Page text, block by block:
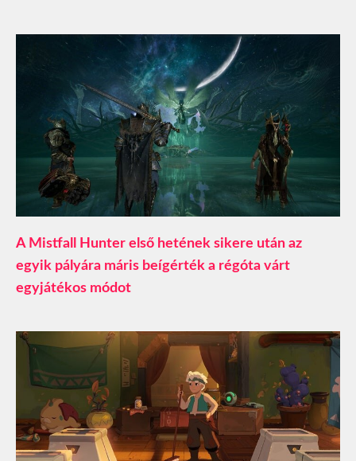
A Mistfall Hunter első hetének sikere után az
egyik pályára máris beígérték a régóta várt
egyjátékos módot